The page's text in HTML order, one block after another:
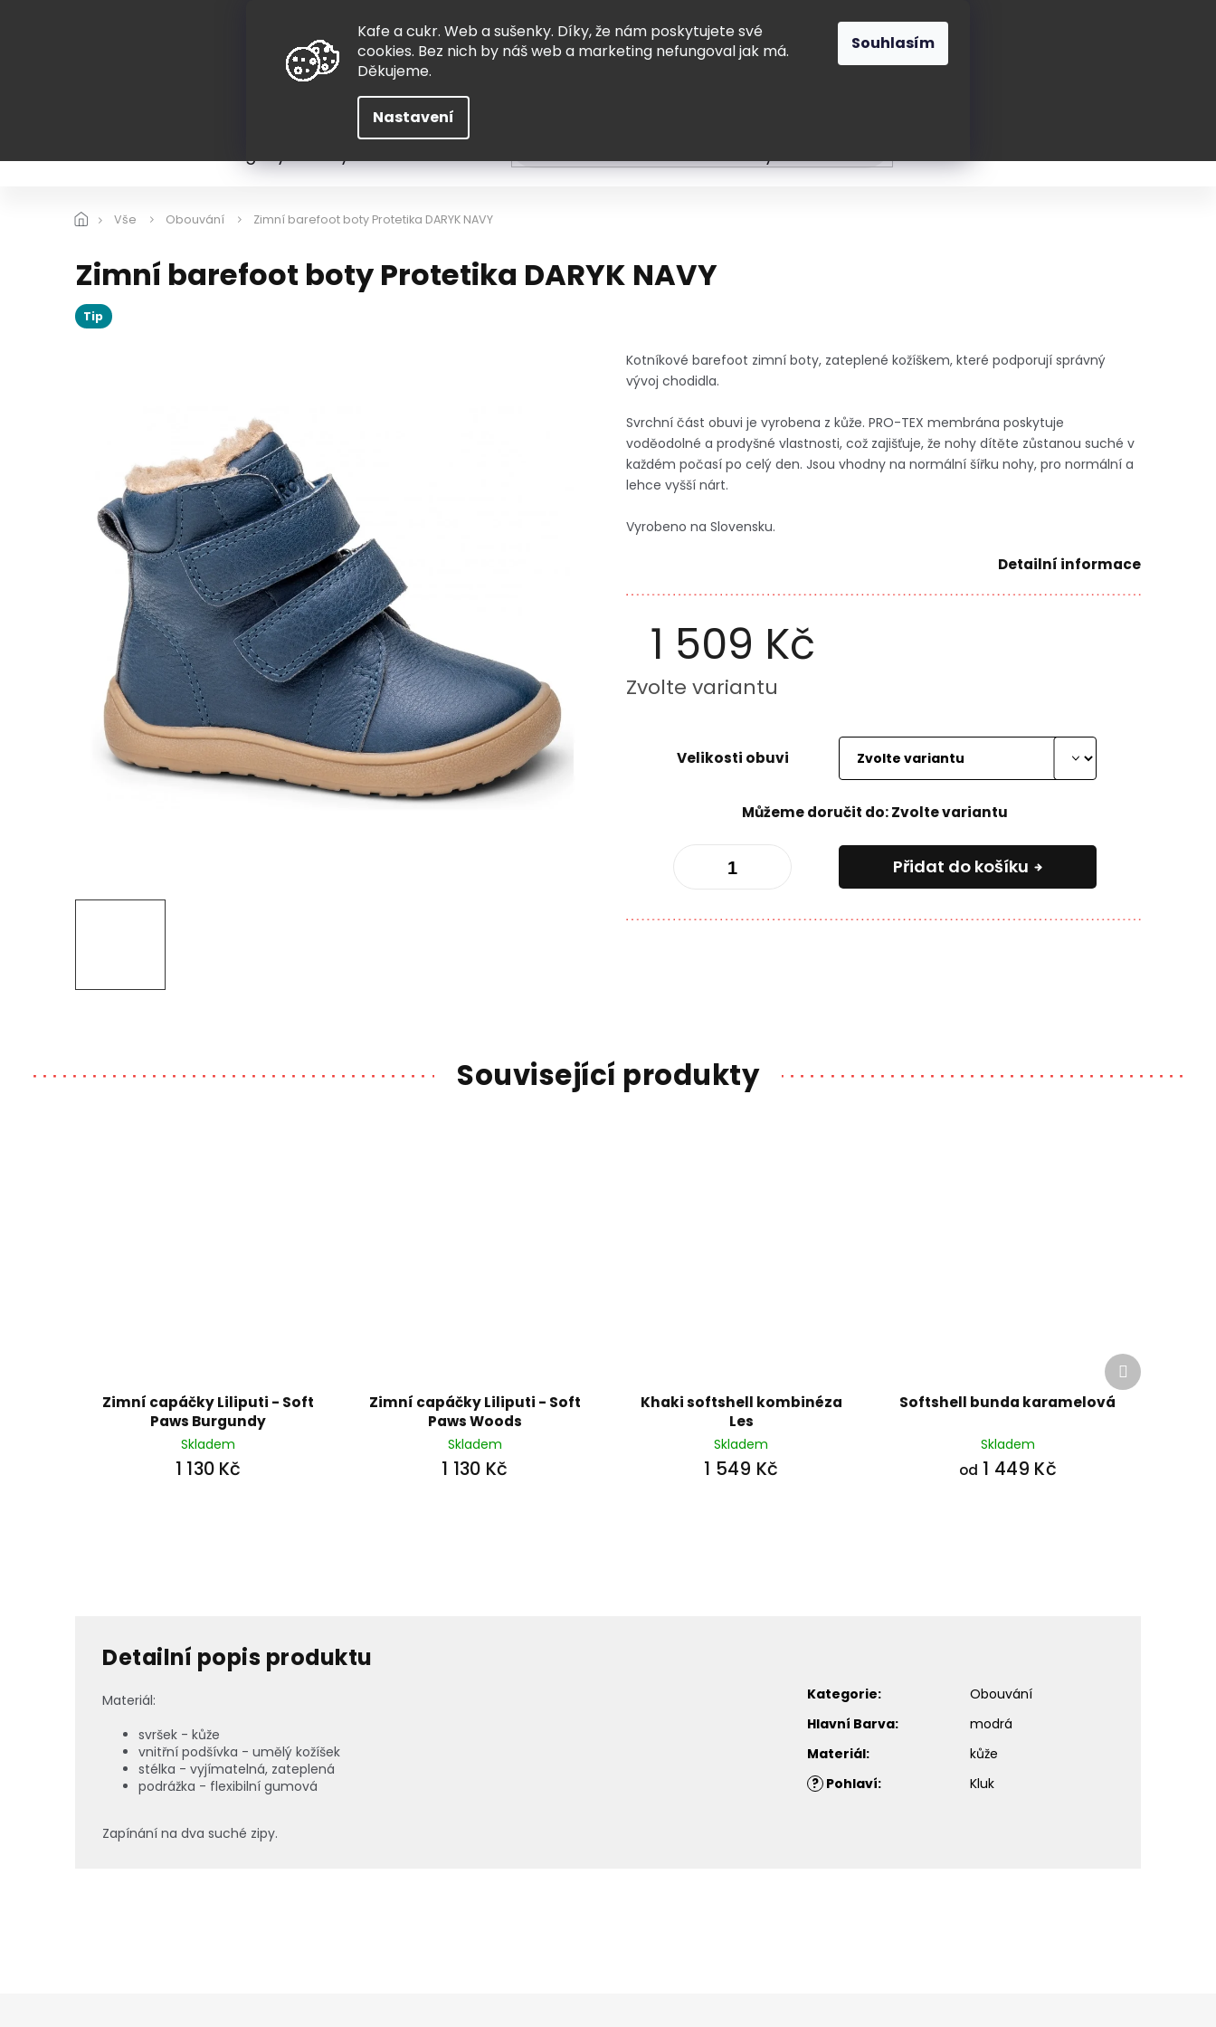
Kafe a cukr. Web a sušenky. Díky, že nám poskytujete své
cookies. Bez nich by náš web a marketing nefungoval jak má.
Děkujeme.
Nastavení
Souhlasím
Vše Obouvání Zimní barefoot boty Protetika DARYK NAVY
Zimní barefoot boty Protetika DARYK NAVY
Tip
1 509 Kč
Měrná
cena:
Zvolte variantu
Velikosti obuvi
Můžeme doručit do: Zvolte variantu
Přidat do košíku
Kotníkové barefoot zimní boty, zateplené kožíškem, které podporují správný
vývoj chodidla.
Svrchní část obuvi je vyrobena z kůže. PRO-TEX membrána poskytuje
voděodolné a prodyšné vlastnosti, což zajišťuje, že nohy dítěte zůstanou suché v
každém počasí po celý den. Jsou vhodny na normální šířku nohy, pro normální a
lehce vyšší nárt.
Vyrobeno na Slovensku.
Detailní informace
Související produkty
Zimní capáčky Liliputi - Soft
Paws Burgundy
Skladem
1 130 Kč
Zimní capáčky Liliputi - Soft
Paws Woods
Skladem
1 130 Kč
Khaki softshell kombinéza
Les
Skladem
1 549 Kč
Softshell bunda karamelová
Skladem
od 1 449 Kč
Další
produkt
Detailní popis produktu
Materiál:
svršek - kůže
vnitřní podšívka - umělý kožíšek
stélka - vyjímatelná, zateplená
podrážka - flexibilní gumová
Zapínání na dva suché zipy.
Kategorie:
Obouvání
Hlavní Barva:
modrá
Materiál:
kůže
? Pohlaví: Kluk